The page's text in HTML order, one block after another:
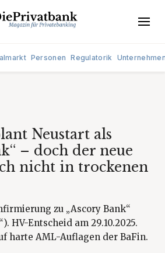
Personen Regulatorik
Neustart als
– doch der neue
nicht in trockenen
zu „Ascory Bank“
HV-Entscheid am 29.10.2025.
harte AML-Auflagen der BaFin.